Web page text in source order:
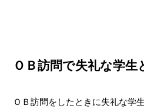
ＯＢ訪問で失礼な学生
ＯＢ訪問をしたときに失礼な学